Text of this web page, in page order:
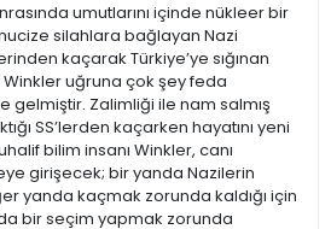
umutlarını içinde nükleer bir
silahlara bağlayan Nazi
kaçarak Türkiye’ye sığınan
Winkler uğruna çok şey feda
gelmiştir. Zalimliği ile nam salmış
SS’lerden kaçarken hayatını yeni
bilim insanı Winkler, canı
girişecek; bir yanda Nazilerin
yanda kaçmak zorunda kaldığı için
bir seçim yapmak zorunda